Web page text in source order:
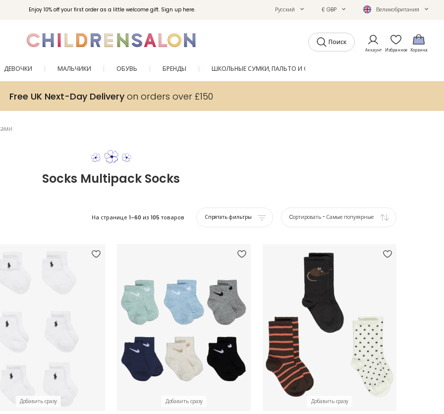
Enjoy 10% off your first order as a little welcome gift. Sign up here.
Вступайте в клуб Бонусы Childrensalon для эксклюзивных привилегий при покупках. Русский £ GBP Великобритания
Поиск
Аккаунт Избранное Корзина
ДЕВОЧКИ МАЛЬЧИКИ ОБУВЬ БРЕНДЫ ШКОЛЬНЫЕ СУМКИ, ПАЛЬТО И ОБУВЬ
Free UK Next-Day Deliveryon orders over £150
Socks Multipack Socks
На странице 1-60 из 105 товаров Спрятать фильтры Cортировать - Самые популярные
Добавить сразу Добавить сразу Добавить сразу